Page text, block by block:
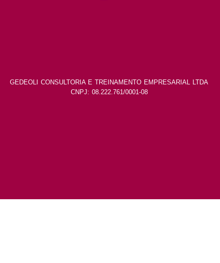
GEDEOLI CONSULTORIA E TREINAMENTO EMPRESARIAL LTDA
CNPJ: 08.222.761/0001-08